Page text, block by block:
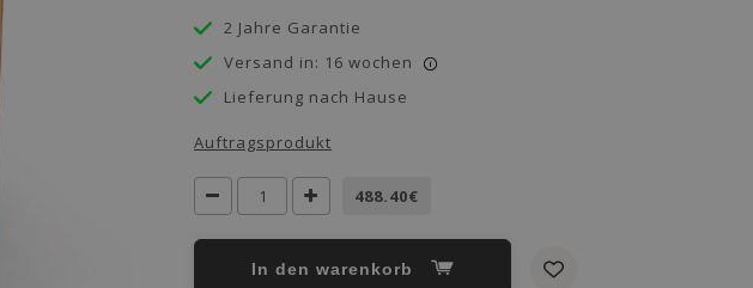
2 Jahre Garantie
Versand in: 16 wochen
i
Lieferung nach Hause
Auftragsprodukt
488.40€
in den warenkorb